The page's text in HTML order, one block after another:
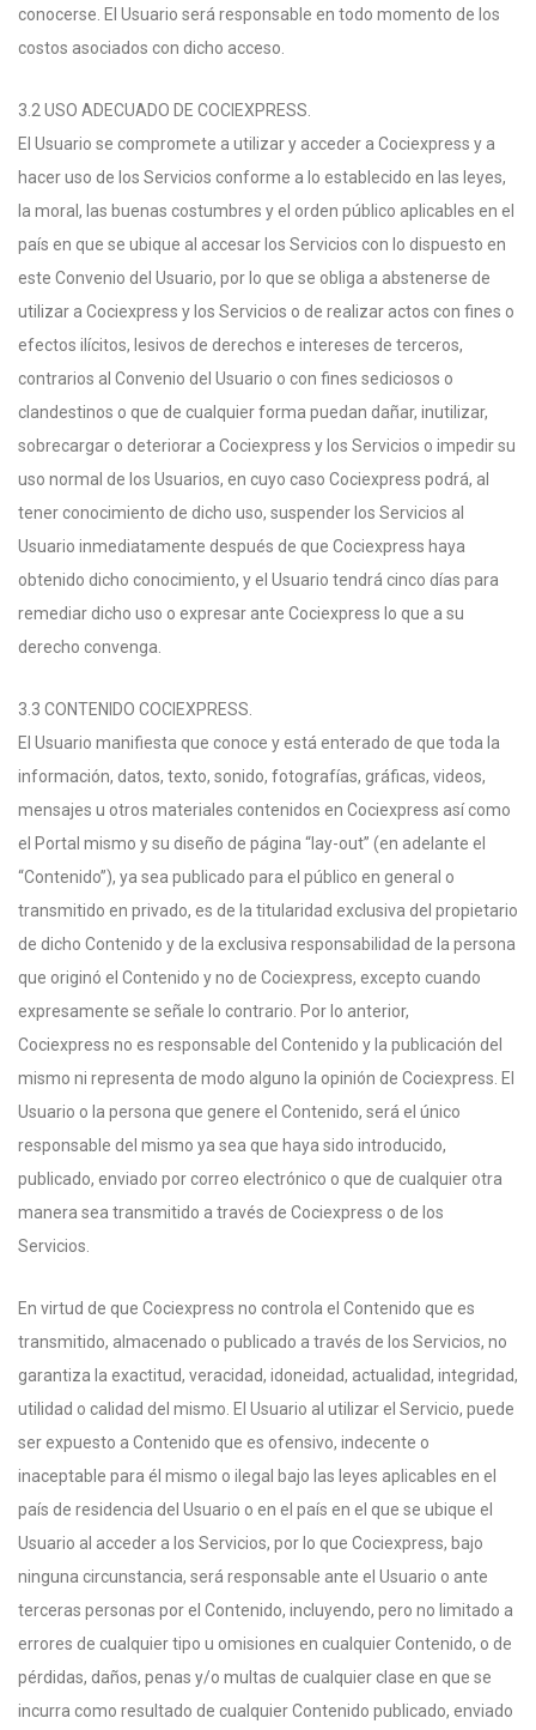
conocerse. El Usuario será responsable en todo momento de los
costos asociados con dicho acceso.
3.2 USO ADECUADO DE COCIEXPRESS.
El Usuario se compromete a utilizar y acceder a Cociexpress y a
hacer uso de los Servicios conforme a lo establecido en las leyes,
la moral, las buenas costumbres y el orden público aplicables en el
país en que se ubique al accesar los Servicios con lo dispuesto en
este Convenio del Usuario, por lo que se obliga a abstenerse de
utilizar a Cociexpress y los Servicios o de realizar actos con fines o
efectos ilícitos, lesivos de derechos e intereses de terceros,
contrarios al Convenio del Usuario o con fines sediciosos o
clandestinos o que de cualquier forma puedan dañar, inutilizar,
sobrecargar o deteriorar a Cociexpress y los Servicios o impedir su
uso normal de los Usuarios, en cuyo caso Cociexpress podrá, al
tener conocimiento de dicho uso, suspender los Servicios al
Usuario inmediatamente después de que Cociexpress haya
obtenido dicho conocimiento, y el Usuario tendrá cinco días para
remediar dicho uso o expresar ante Cociexpress lo que a su
derecho convenga.
3.3 CONTENIDO COCIEXPRESS.
El Usuario manifiesta que conoce y está enterado de que toda la
información, datos, texto, sonido, fotografías, gráficas, videos,
mensajes u otros materiales contenidos en Cociexpress así como
el Portal mismo y su diseño de página “lay-out” (en adelante el
“Contenido”), ya sea publicado para el público en general o
transmitido en privado, es de la titularidad exclusiva del propietario
de dicho Contenido y de la exclusiva responsabilidad de la persona
que originó el Contenido y no de Cociexpress, excepto cuando
expresamente se señale lo contrario. Por lo anterior,
Cociexpress no es responsable del Contenido y la publicación del
mismo ni representa de modo alguno la opinión de Cociexpress. El
Usuario o la persona que genere el Contenido, será el único
responsable del mismo ya sea que haya sido introducido,
publicado, enviado por correo electrónico o que de cualquier otra
manera sea transmitido a través de Cociexpress o de los
Servicios.
En virtud de que Cociexpress no controla el Contenido que es
transmitido, almacenado o publicado a través de los Servicios, no
garantiza la exactitud, veracidad, idoneidad, actualidad, integridad,
utilidad o calidad del mismo. El Usuario al utilizar el Servicio, puede
ser expuesto a Contenido que es ofensivo, indecente o
inaceptable para él mismo o ilegal bajo las leyes aplicables en el
país de residencia del Usuario o en el país en el que se ubique el
Usuario al acceder a los Servicios, por lo que Cociexpress, bajo
ninguna circunstancia, será responsable ante el Usuario o ante
terceras personas por el Contenido, incluyendo, pero no limitado a
errores de cualquier tipo u omisiones en cualquier Contenido, o de
pérdidas, daños, penas y/o multas de cualquier clase en que se
incurra como resultado de cualquier Contenido publicado, enviado